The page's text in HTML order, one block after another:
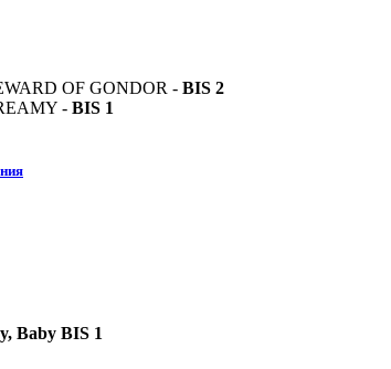
OF GONDOR - BIS 2
- BIS 1
Baby BIS 1